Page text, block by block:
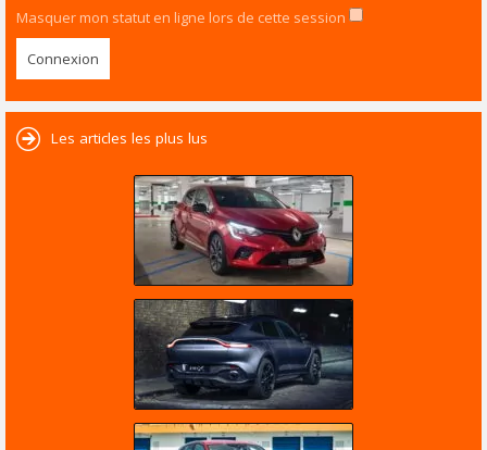
Masquer mon statut en ligne lors de cette session
Les articles les plus lus